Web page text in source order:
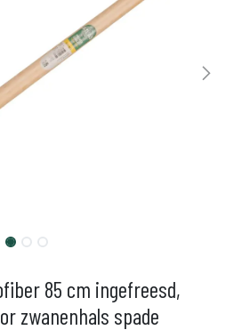
85 cm ingefreesd,
zwanenhals spade